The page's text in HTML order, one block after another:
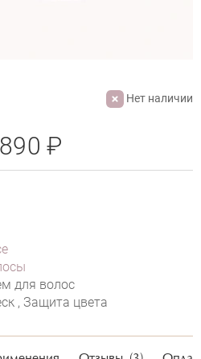
Нет наличии
для волос
, Защита цвета
₽